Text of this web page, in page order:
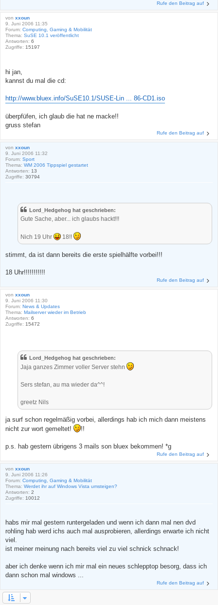
Rufe den Beitrag auf
von xxoun
9. Juni 2006 11:35
Forum: Computing, Gaming & Mobilität
Thema: SuSE 10.1 veröffentlicht
Antworten: 6
Zugriffe: 15197
hi jan,
kannst du mal die cd:
http://www.bluex.info/SuSE10.1/SUSE-Lin ... 86-CD1.iso
überpfüfen, ich glaub die hat ne macke!!
gruss stefan
Rufe den Beitrag auf
von xxoun
9. Juni 2006 11:32
Forum: Sport
Thema: WM 2006 Tippspiel gestartet
Antworten: 13
Zugriffe: 30794
Lord_Hedgehog hat geschrieben:
Gute Sache, aber... ich glaubs hackt!!!
Nich 19 Uhr 18!!
stimmt, da ist dann bereits die erste spielhälfte vorbei!!!
18 Uhr!!!!!!!!!!!
Rufe den Beitrag auf
von xxoun
9. Juni 2006 11:30
Forum: News & Updates
Thema: Mailserver wieder im Betrieb
Antworten: 6
Zugriffe: 15472
Lord_Hedgehog hat geschrieben:
Jaja ganzes Zimmer voller Server stehn
Sers stefan, au ma wieder da^^!
greetz Nils
ja surf schon regelmäßig vorbei, allerdings hab ich mich dann meistens
nicht zur wort gemeltet!
!!
p.s. hab gestern übrigens 3 mails son bluex bekommen! *g
Rufe den Beitrag auf
von xxoun
9. Juni 2006 11:26
Forum: Computing, Gaming & Mobilität
Thema: Werdet ihr auf Windows Vista umsteigen?
Antworten: 2
Zugriffe: 10012
habs mir mal gestern runtergeladen und wenn ich dann mal nen dvd
rohling hab werd ichs auch mal ausprobieren, allerdings erwarte ich nicht
viel.
ist meiner meinung nach bereits viel zu viel schnick schnack!
aber ich denke wenn ich mir mal ein neues schlepptop besorg, dass ich
dann schon mal windows ...
Rufe den Beitrag auf